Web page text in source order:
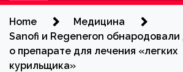
Home
Медицина
Sanofi и Regeneron
о препарате для лечения «легких
курильщика»